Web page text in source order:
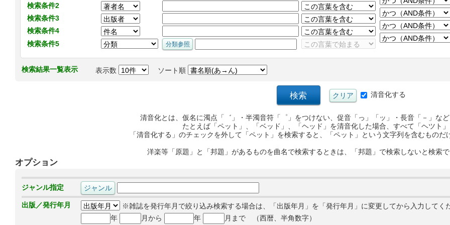
検索条件2
検索条件3
検索条件4
検索条件5
検索結果一覧表示 表示数 ソート順
清音化する
清音化とは、仮名に濁点「゛」・半濁音符「゜」をつけない、促音「っ」「ッ」・長音「－」な
たとえば「ペット」、「ベッド」、「ヘッド」を清音化した場合、すべて「ヘツト
「清音化する」のチェックを外して「ペット」を検索すると、「ペット」という文字列を含むもの
洋楽等「原題」と「邦題」があるものを曲名で検索するときは、「邦題」で検索しないと検索
オプション
ジャンル指定
出版／発行年月
※雑誌を発行年月で絞り込み検索する場合は、「出版年月」を「発行年月」に変更してから入力してく
年
月から 年 月まで （西暦、半角数字）